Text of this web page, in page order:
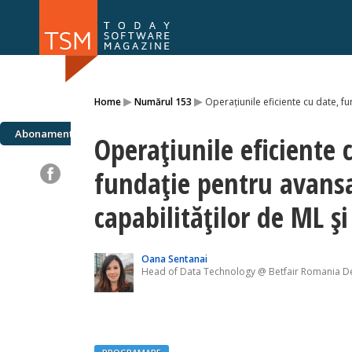
Home▸Numărul 153 ▸ Operațiunile eficiente cu date,
Abonamente
Operațiunile eficiente
fundație pentru
capabilităților de ML
Oana Sentanai
Head of Data Technology @ Betfair Romania